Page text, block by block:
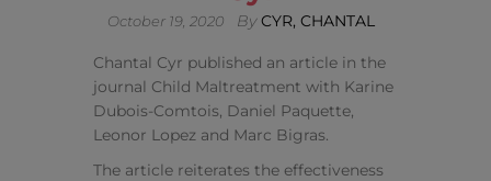
October 19, 2020 By CYR, CHANTAL
Chantal Cyr published an article in the
journal Child Maltreatment with Karine
Dubois-Comtois, Daniel Paquette,
Leonor Lopez and Marc Bigras.
The article reiterates the effectiveness